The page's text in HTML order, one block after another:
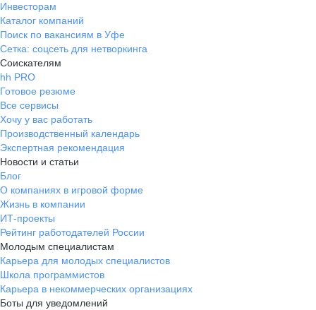
Инвесторам
Каталог компаний
Поиск по вакансиям в Уфе
Сетка: соцсеть для нетворкинга
Соискателям
hh PRO
Готовое резюме
Все сервисы
Хочу у вас работать
Производственный календарь
Экспертная рекомендация
Новости и статьи
Блог
О компаниях в игровой форме
Жизнь в компании
ИТ-проекты
Рейтинг работодателей России
Молодым специалистам
Карьера для молодых специалистов
Школа программистов
Карьера в некоммерческих организациях
Боты для уведомлений